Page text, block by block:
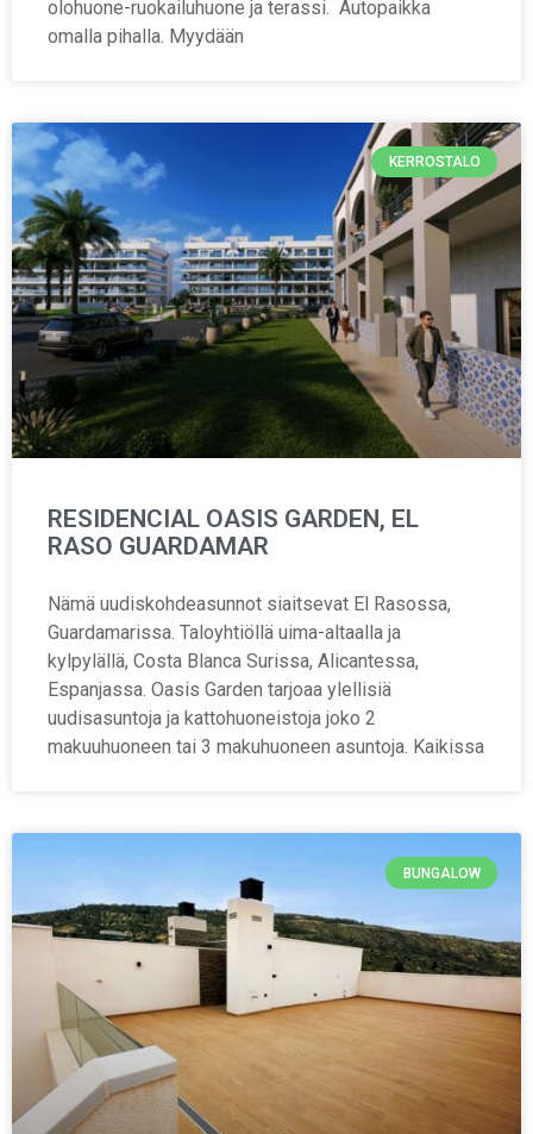
olohuone-ruokailuhuone ja terassi. Autopaikka
omalla pihalla. Myydään
KERROSTALO
RESIDENCIAL OASIS GARDEN, EL
RASO GUARDAMAR
Nämä uudiskohdeasunnot siaitsevat El Rasossa,
Guardamarissa. Taloyhtiöllä uima-altaalla ja
kylpylällä, Costa Blanca Surissa, Alicantessa,
Espanjassa. Oasis Garden tarjoaa ylellisiä
uudisasuntoja ja kattohuoneistoja joko 2
makuuhuoneen tai 3 makuhuoneen asuntoja. Kaikissa
BUNGALOW